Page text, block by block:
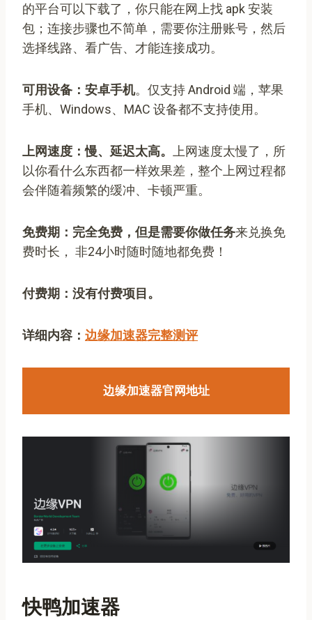
的平台可以下载了，你只能在网上找 apk 安装
包；连接步骤也不简单，需要你注册账号，然后
选择线路、看广告、才能连接成功。
可用设备：安卓手机。仅支持 Android 端，苹果
手机、Windows、MAC 设备都不支持使用。
上网速度：慢、延迟太高。
上网速度太慢了，所
以你看什么东西都一样效果差，整个上网过程都
会伴随着频繁的缓冲、卡顿严重。
免费期：完全免费，但是需要你做任务来兑换免
费时长， 非24小时随时随地都免费！
付费期：没有付费项目。
详细内容： 边缘加速器完整测评
边缘加速器官网地址
快鸭加速器